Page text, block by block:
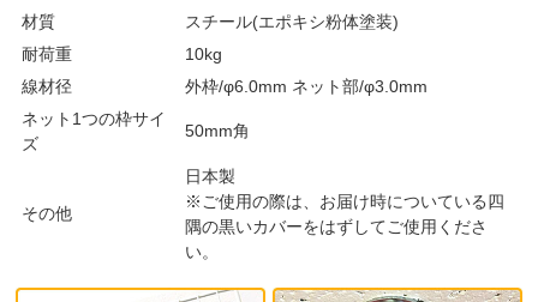
材質
スチール(エポキシ粉体塗装)
耐荷重
10kg
線材径
外枠/φ6.0mm ネット部/φ3.0mm
ネット1つの枠サイ
ズ
50mm角
その他
日本製
※ご使用の際は、お届け時についている四
隅の黒いカバーをはずしてご使用くださ
い。